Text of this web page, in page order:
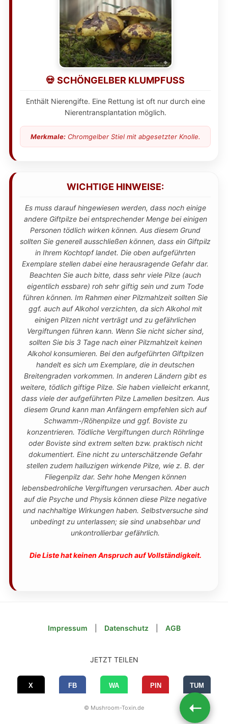
💀 SCHÖNGELBER KLUMPFUSS
Enthält Nierengifte. Eine Rettung ist oft nur durch eine
Nierentransplantation möglich.
Merkmale:Chromgelber Stiel mit abgesetzter Knolle.
WICHTIGE HINWEISE:
Es muss darauf hingewiesen werden, dass noch einige
andere Giftpilze bei entsprechender Menge bei einigen
Personen tödlich wirken können. Aus diesem Grund
sollten Sie generell ausschließen können, dass ein Giftpilz
in Ihrem Kochtopf landet. Die oben aufgeführten
Exemplare stellen dabei eine herausragende Gefahr dar.
Beachten Sie auch bitte, dass sehr viele Pilze (auch
eigentlich essbare) roh sehr giftig sein und zum Tode
führen können. Im Rahmen einer Pilzmahlzeit sollten Sie
ggf. auch auf Alkohol verzichten, da sich Alkohol mit
einigen Pilzen nicht verträgt und zu gefährlichen
Vergiftungen führen kann. Wenn Sie nicht sicher sind,
sollten Sie bis 3 Tage nach einer Pilzmahlzeit keinen
Alkohol konsumieren. Bei den aufgeführten Giftpilzen
handelt es sich um Exemplare, die in deutschen
Breitengraden vorkommen. In anderen Ländern gibt es
weitere, tödlich giftige Pilze. Sie haben vielleicht erkannt,
dass viele der aufgeführten Pilze Lamellen besitzen. Aus
diesem Grund kann man Anfängern empfehlen sich auf
Schwamm-/Röhenpilze und ggf. Boviste zu
konzentrieren. Tödliche Vergiftungen durch Röhrlinge
oder Boviste sind extrem selten bzw. praktisch nicht
dokumentiert. Eine nicht zu unterschätzende Gefahr
stellen zudem halluzigen wirkende Pilze, wie z. B. der
Fliegenpilz dar. Sehr hohe Mengen können
lebensbedrohliche Vergiftungen verursachen. Aber auch
auf die Psyche und Physis können diese Pilze negative
und nachhaltige Wirkungen haben. Selbstversuche sind
unbedingt zu unterlassen; sie sind unabsehbar und
unkontrollierbar gefährlich.
Die Liste hat keinen Anspruch auf Vollständigkeit.
Impressum Datenschutz AGB
➝
JETZT TEILEN
© Mushroom-Toxin.de